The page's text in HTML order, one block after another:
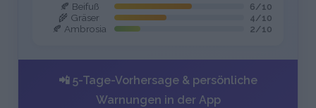
🍂 Beifuß 6/10
🌾 Gräser 4/10
🍂 Ambrosia 2/10
📲 5-Tage-Vorhersage & persönliche
Warnungen in der App